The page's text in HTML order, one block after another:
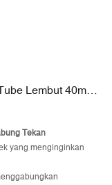
Lembut 40mm
Tekan
yang menginginkan